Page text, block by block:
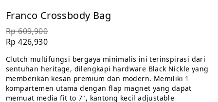
Franco Crossbody Bag
Rp 609,900
Rp 426,930
Clutch multifungsi bergaya minimalis ini terinspirasi dari
sentuhan heritage, dilengkapi hardware Black Nickle yang
memberikan kesan premium dan modern. Memiliki 1
kompartemen utama dengan flap magnet yang dapat
memuat media fit to 7", kantong kecil adjustable